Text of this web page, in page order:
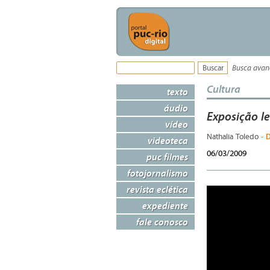
Busca
texto
áudio
vídeo
videoteca
puc filmes
fotojornalismo
revista eclética
expediente
fale conosco
Cultura
Exposição
Nathalia Toledo -
06/03/2009